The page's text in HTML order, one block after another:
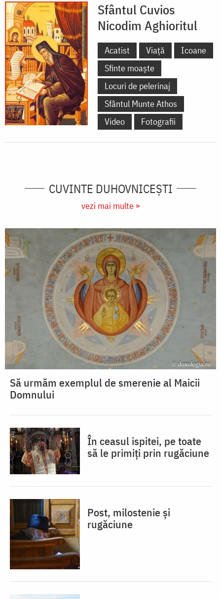
Sfântul Cuvios
Nicodim Aghioritul
Acatist Viață
Icoane
Sfinte moaște
Locuri de pelerinaj
Sfântul Munte Athos
Video
Fotografii
CUVINTE DUHOVNICEȘTI
vezi mai multe »
Să urmăm exemplul de smerenie al Maicii
Domnului
În ceasul ispitei, pe toate
să le primiți prin rugăciune
Post, milostenie și
rugăciune